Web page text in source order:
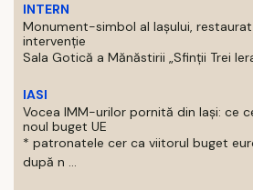
INTERN
Monument-simbol al Iaşului,
intervenţie
Sala Gotică a Mănăstirii „Sfinţii Trei
IASI
Vocea IMM-urilor pornită din Iași: ce
noul buget UE
* patronatele cer ca viitorul buget
după n ...